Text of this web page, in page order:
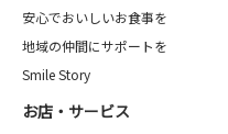
安心でおいしいお食事を
地域の仲間にサポートを
Smile Story
お店・サービス